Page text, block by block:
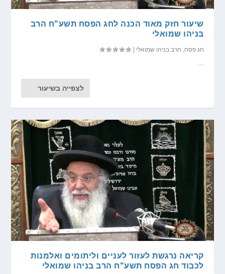
שיעור חזק מאוד הכנה לחג הפסח תשע"ח הרב
בניהו שמואלי
חג פסח, הרב בניהו שמואלי |
לצפייה בשיעור
קריאה נרגשת לעזור לעניים וליתומים ואלמנות
לכבוד חג הפסח תשע"ח הרב בניהו שמואלי